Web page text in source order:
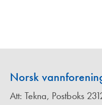
Norsk
Att: Tekna, Postboks